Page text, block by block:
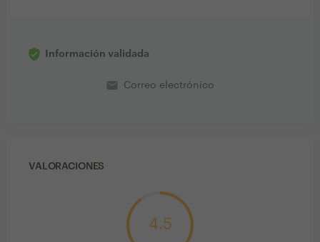
Información validada
email Correo electrónico
VALORACIONES
4.5